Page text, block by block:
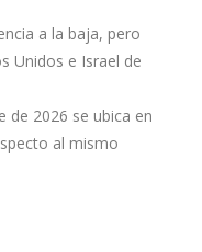
a la baja, pero
Unidos e Israel de
de 2026 se ubica en
al mismo